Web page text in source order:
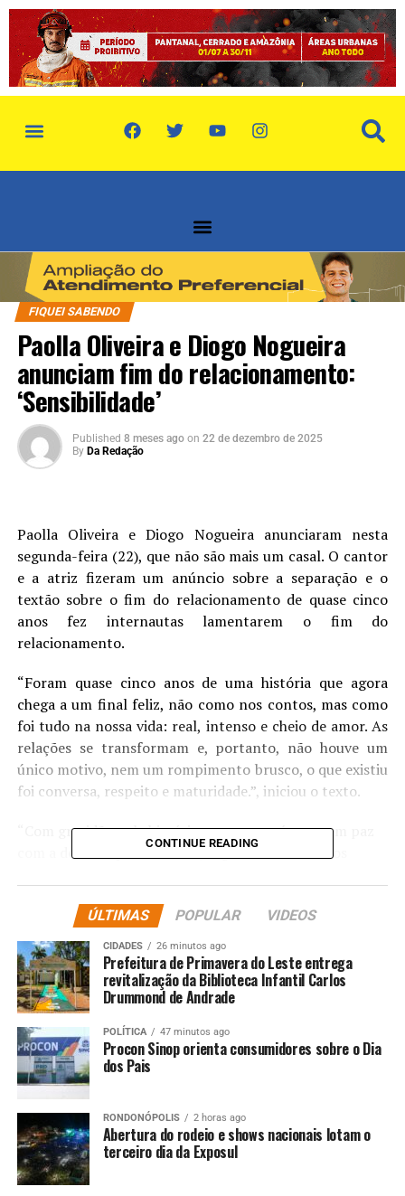
FIQUEI SABENDO
Paolla Oliveira e Diogo Nogueira
anunciam fim do relacionamento:
‘Sensibilidade’
Published 8 meses ago on 22 de dezembro de 2025
By Da Redação
Paolla Oliveira e Diogo Nogueira anunciaram nesta
segunda-feira (22), que não são mais um casal. O cantor
e a atriz fizeram um anúncio sobre a separação e o
textão sobre o fim do relacionamento de quase cinco
anos fez internautas lamentarem o fim do
relacionamento.
“Foram quase cinco anos de uma história que agora
chega a um final feliz, não como nos contos, mas como
foi tudo na nossa vida: real, intenso e cheio de amor. As
relações se transformam e, portanto, não houve um
único motivo, nem um rompimento brusco, o que existiu
foi conversa, respeito e maturidade.”, iniciou o texto.
“Com gratidão pela história que construímos e em paz
com a decisão que tomamos, seguiremos caminhos
Com amor, Paolla e Diogo.”, finalizou. “Não acredito mais
no amor”, disse um internauta. “Não é possível, falem
que é brincadeira”, pediu outro. “Que pena, amava vocês
juntos”, comentou um fã.
Comentários
RELATED TOPICS: ANUNCIAM DESTAQUE
ENTRETENIMENTO
CONTINUE READING
ÚLTIMAS POPULAR VIDEOS
CIDADES 26 minutos ago
Prefeitura de Primavera do Leste entrega
revitalização da Biblioteca Infantil Carlos
Drummond de Andrade
POLÍTICA 47 minutos ago
Procon Sinop orienta consumidores sobre o Dia
dos Pais
RONDONÓPOLIS 2 horas ago
Abertura do rodeio e shows nacionais lotam o
terceiro dia da Exposul